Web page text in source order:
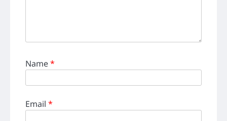
Name*
Email *